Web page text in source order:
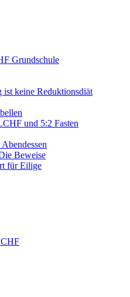
Grundschule
keine Reduktionsdiät
und 5:2 Fasten
Beweise
für Eilige